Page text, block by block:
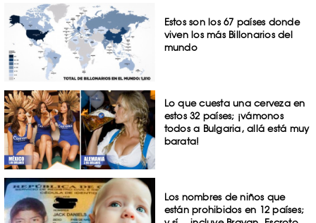
Estos son los 67 países donde
viven los más Billonarios del
mundo
Lo que cuesta una cerveza en
estos 32 países; ¡vámonos
todos a Bulgaria, allá está muy
barata!
Los nombres de niños que
están prohibidos en 12 países;